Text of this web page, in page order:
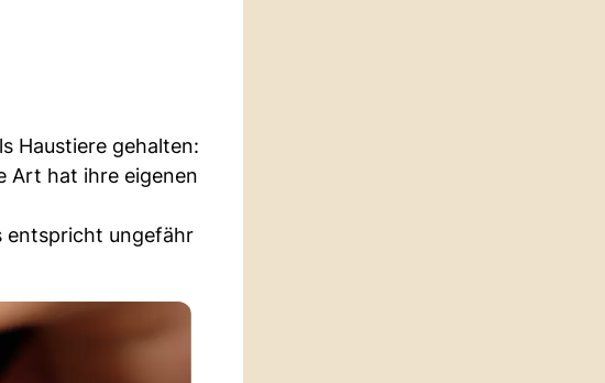
Haustiere gehalten:
Art hat ihre eigenen
entspricht ungefähr